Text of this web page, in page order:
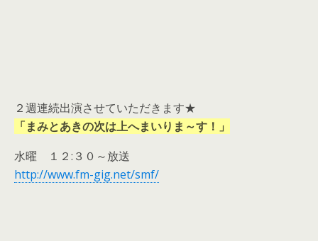
２週連続出演させていただきます★
「まみとあきの次は上へまいりま～す！」
水曜 １２:３０～放送
http://www.fm-gig.net/smf/